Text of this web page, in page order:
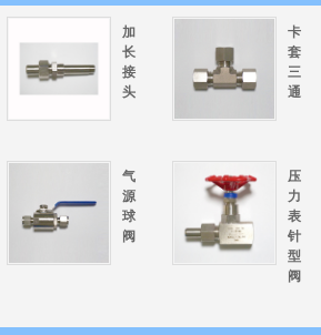
加
长
接
头
卡
套
三
通
气
源
球
阀
压
力
表
针
型
阀